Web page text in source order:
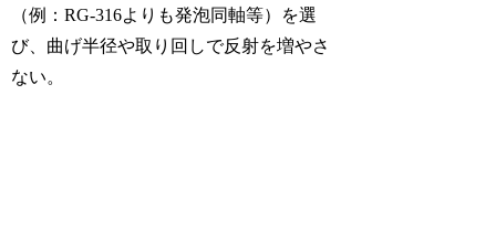
（例：RG-316よりも発泡同軸等）を選
び、曲げ半径や取り回しで反射を増やさ
ない。